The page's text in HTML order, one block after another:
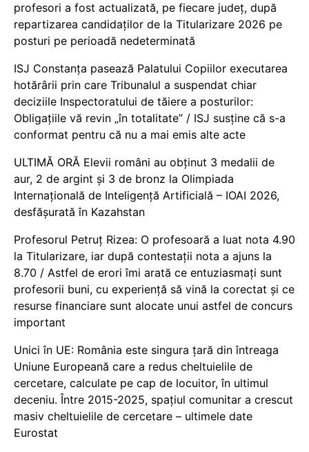
profesori a fost actualizată, pe fiecare județ, după
repartizarea candidaților de la Titularizare 2026 pe
posturi pe perioadă nedeterminată
ISJ Constanța pasează Palatului Copiilor executarea
hotărârii prin care Tribunalul a suspendat chiar
deciziile Inspectoratului de tăiere a posturilor:
Obligațiile vă revin „în totalitate” / ISJ susține că s-a
conformat pentru că nu a mai emis alte acte
ULTIMĂ ORĂ Elevii români au obținut 3 medalii de
aur, 2 de argint și 3 de bronz la Olimpiada
Internațională de Inteligență Artificială – IOAI 2026,
desfășurată în Kazahstan
Profesorul Petruț Rizea: O profesoară a luat nota 4.90
la Titularizare, iar după contestații nota a ajuns la
8.70 / Astfel de erori îmi arată ce entuziasmați sunt
profesorii buni, cu experiență să vină la corectat și ce
resurse financiare sunt alocate unui astfel de concurs
important
Unici în UE: România este singura țară din întreaga
Uniune Europeană care a redus cheltuielile de
cercetare, calculate pe cap de locuitor, în ultimul
deceniu. Între 2015-2025, spațiul comunitar a crescut
masiv cheltuielile de cercetare – ultimele date
Eurostat